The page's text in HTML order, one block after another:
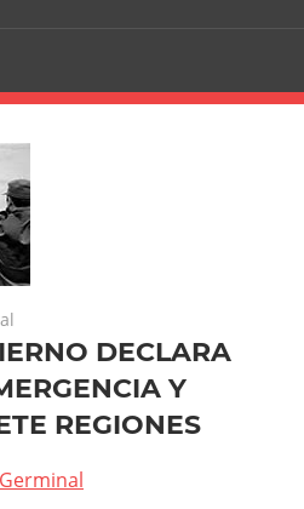
DECLARA
Y
REGIONES